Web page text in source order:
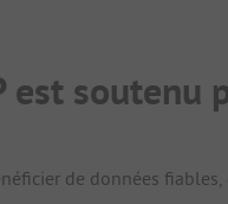
est soutenu
de données